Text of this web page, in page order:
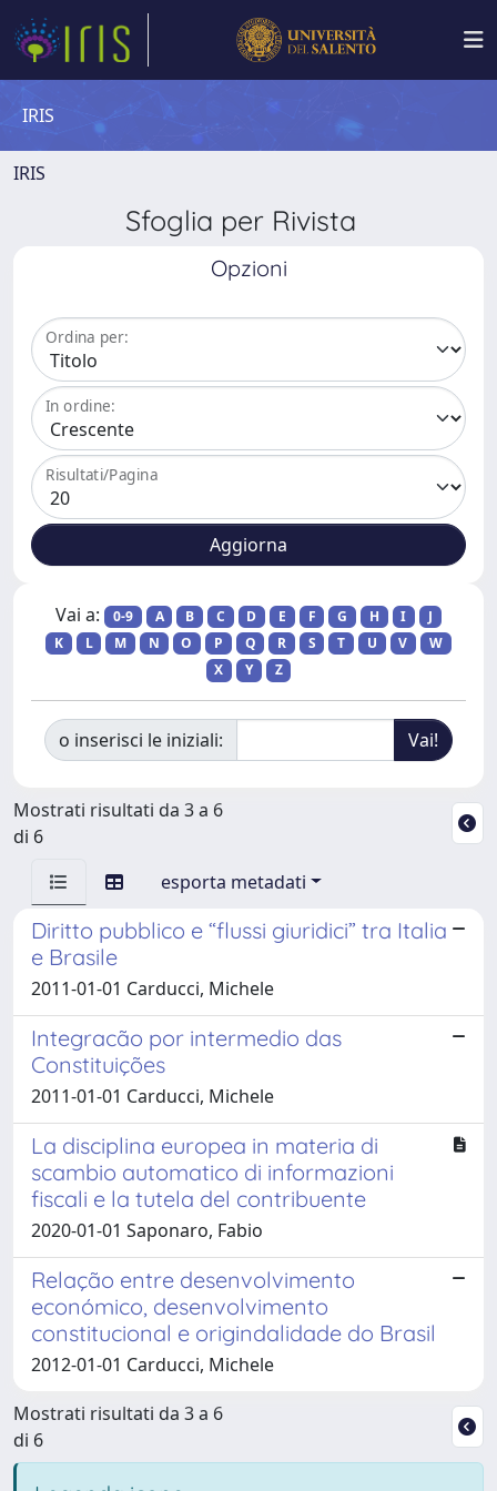
IRIS
IRIS
Sfoglia per Rivista
Opzioni
Ordina per:
In ordine:
Risultati/Pagina
Vai a: 0-9 A B C D E F G H I
J
K
L M N O P Q R S T U V
W
X
Y Z
o inserisci le iniziali:
Mostrati risultati da 3 a 6
di 6
esporta metadati
Diritto pubblico e “flussi giuridici” tra Italia
e Brasile
2011-01-01 Carducci, Michele
Integracão por intermedio das
Constituições
2011-01-01 Carducci, Michele
La disciplina europea in materia di
scambio automatico di informazioni
fiscali e la tutela del contribuente
2020-01-01 Saponaro, Fabio
Relação entre desenvolvimento
económico, desenvolvimento
constitucional e origindalidade do Brasil
2012-01-01 Carducci, Michele
Mostrati risultati da 3 a 6
di 6